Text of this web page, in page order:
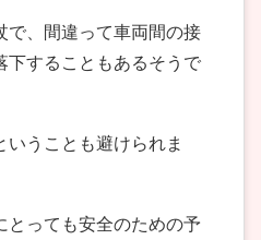
で、間違って車両間の接
下することもあるそうで
うことも避けられま
とっても安全のための予